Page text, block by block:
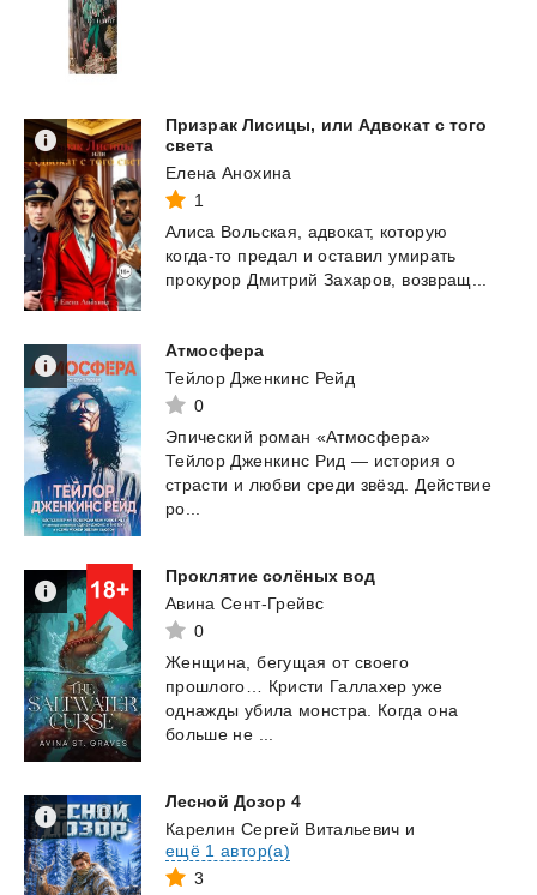
Призрак Лисицы, или Адвокат с того
света
Елена Анохина
1
Алиса Вольская, адвокат, которую
когда-то предал и оставил умирать
прокурор Дмитрий Захаров, возвращ...
Атмосфера
Тейлор Дженкинс Рейд
0
Эпический роман «Атмосфера»
Тейлор Дженкинс Рид — история о
страсти и любви среди звёзд. Действие
ро...
Проклятие солёных вод
Авина Сент-Грейвс
0
Женщина, бегущая от своего
прошлого… Кристи Галлахер уже
однажды убила монстра. Когда она
больше не ...
Лесной Дозор 4
Карелин Сергей Витальевич и
ещё 1 автор(а)
3